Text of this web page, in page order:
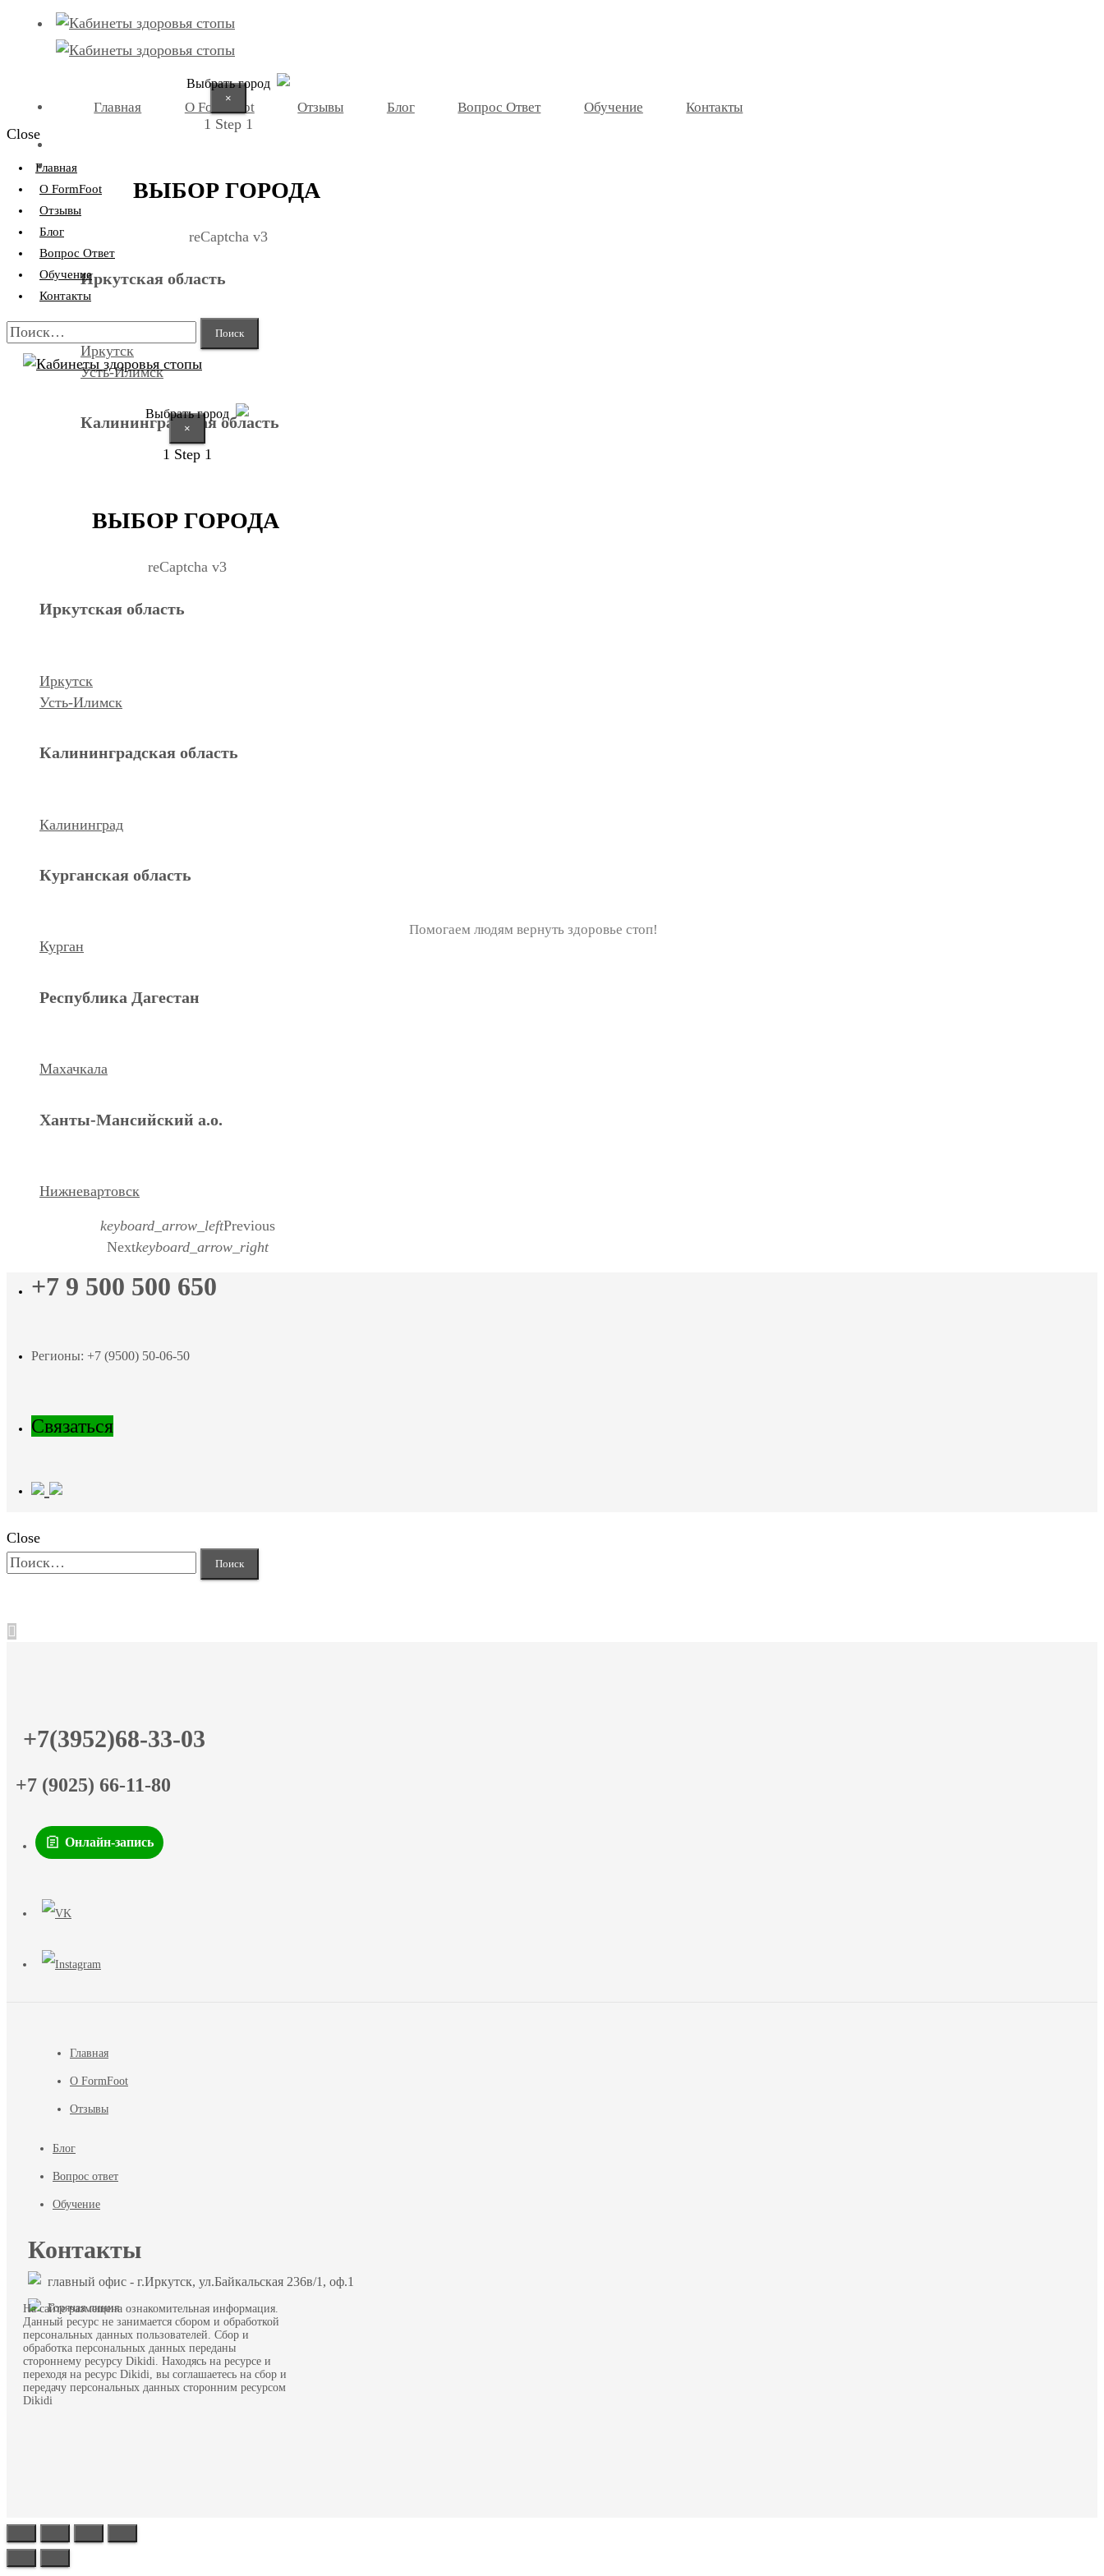
Выбрать город
×
1 Step 1
ВЫБОР ГОРОДА
reCaptcha v3
Иркутская область
Иркутск
Усть-Илимск
Калининградская область
Курган
Помогаем людям вернуть здоровье стоп!
Главная О FormFoot Отзывы Блог Вопрос Ответ Обучение Контакты
Close
Главная
О FormFoot
Отзывы
Блог
Вопрос Ответ
Обучение
Контакты
Найти:
Выбрать город
×
1 Step 1
ВЫБОР ГОРОДА
reCaptcha v3
Иркутская область
Иркутск
Усть-Илимск
Калининградская область
Калининград
Курганская область
Курган
Республика Дагестан
Махачкала
Ханты-Мансийский а.о.
Нижневартовск
keyboard_arrow_leftPrevious
Nextkeyboard_arrow_right
+7 9 500 500 650
Регионы: +7 (9500) 50-06-50
Связаться
Close
Найти:
+7(3952)68-33-03
+7 (9025) 66-11-80
Онлайн-запись
Главная
О FormFoot
Отзывы
Блог
Вопрос ответ
Обучение
Контакты
главный офис - г.Иркутск, ул.Байкальская 236в/1, оф.1
Горячая линия
На сайте размещена ознакомительная информация.
Данный ресурс не занимается сбором и обработкой
персональных данных пользователей. Сбор и
обработка персональных данных переданы
стороннему ресурсу Dikidi. Находясь на ресурсе и
переходя на ресурс Dikidi, вы соглашаетесь на сбор и
передачу персональных данных сторонним ресурсом
Dikidi